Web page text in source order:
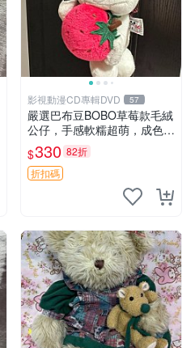
影視動漫CD專輯DVD 57
嚴選巴布豆BOBO草莓款毛絨
公仔，手感軟糯超萌，成色優
良適合作為收藏品或包包配
飾。可視頻確認詳情。 巴布
豆 BOBO 草莓 毛絨公仔 收藏
$330 82折
折扣碼